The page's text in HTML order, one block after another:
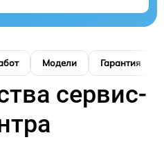
Модели Гарантия
сервис-